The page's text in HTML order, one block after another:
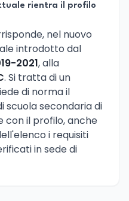
rientra il profilo
nel nuovo
introdotto dal
2021, alla
. Si tratta di un
di norma il
scuola secondaria di
con il profilo, anche
i requisiti
in sede di